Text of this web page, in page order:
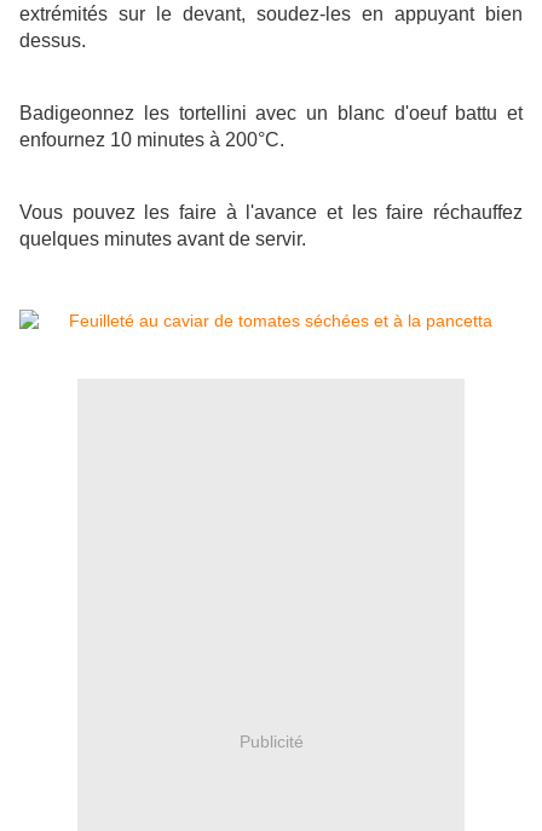
extrémités sur le devant, soudez-les en appuyant bien
dessus.
Badigeonnez les tortellini avec un blanc d'oeuf battu et
enfournez 10 minutes à 200°C.
Vous pouvez les faire à l'avance et les faire réchauffez
quelques minutes avant de servir.
Publicité